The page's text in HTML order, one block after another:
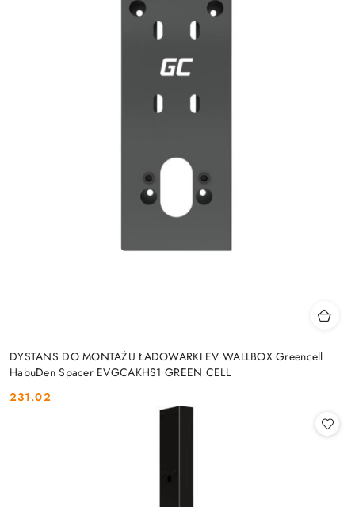
DYSTANS DO MONTAŻU ŁADOWARKI EV WALLBOX Greencell
HabuDen Spacer EVGCAKHS1 GREEN CELL
Cena:
231.02